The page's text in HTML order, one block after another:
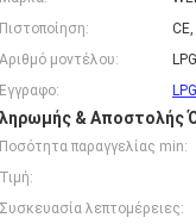
Πιστοποίηση:
Αριθμό μοντέλου:
Εγγραφο:
& Αποστολής
Ποσότητα παραγγελίας min:
Τιμή:
Συσκευασία λεπτομέρειες: